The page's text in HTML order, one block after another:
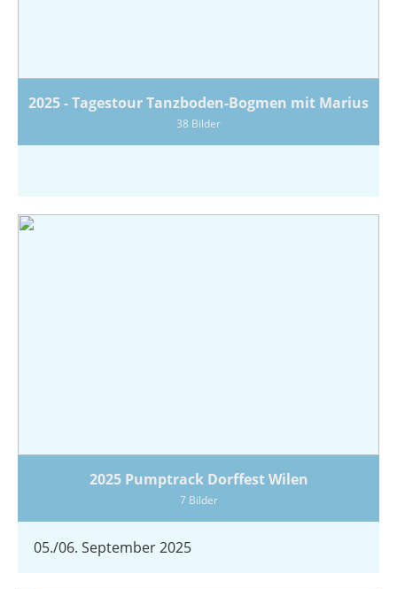
2025 - Tagestour Tanzboden-Bogmen mit Marius
38 Bilder
2025 Pumptrack Dorffest Wilen
7 Bilder
05./06. September 2025